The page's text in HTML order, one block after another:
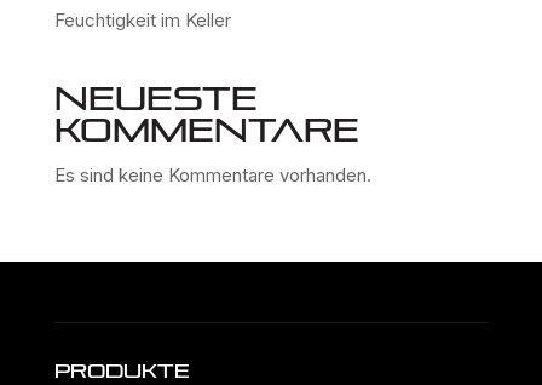
Feuchtigkeit im Keller
Neueste
Kommentare
Es sind keine Kommentare vorhanden.
Produkte